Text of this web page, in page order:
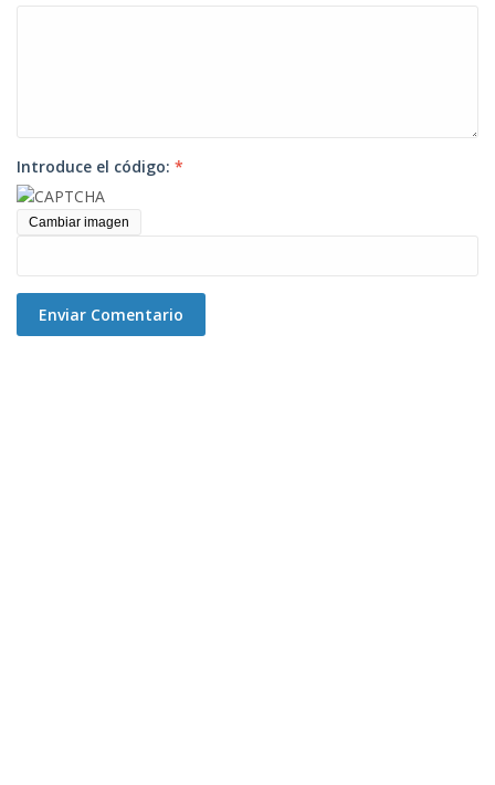
Introduce el código: *
Cambiar imagen
Enviar Comentario